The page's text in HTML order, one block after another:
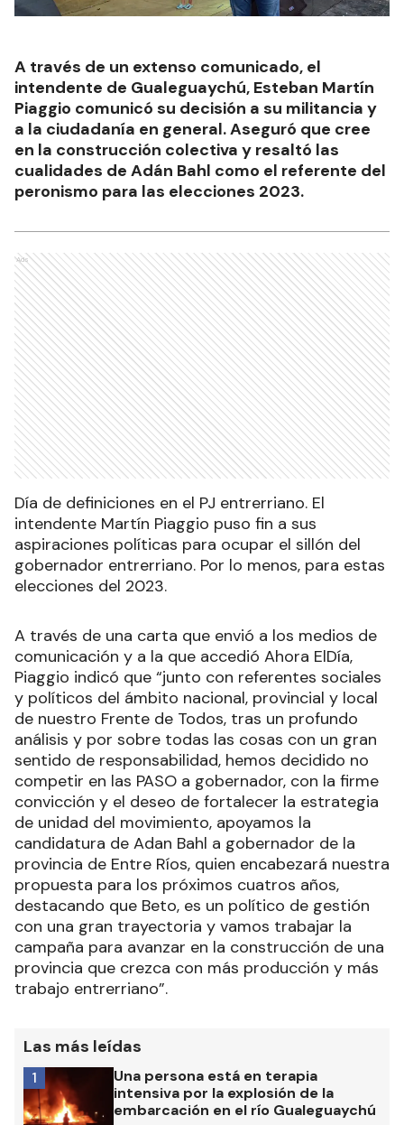
A través de un extenso comunicado, el
intendente de Gualeguaychú, Esteban Martín
Piaggio comunicó su decisión a su militancia y
a la ciudadanía en general. Aseguró que cree
en la construcción colectiva y resaltó las
cualidades de Adán Bahl como el referente del
peronismo para las elecciones 2023.
Ads
Día de definiciones en el PJ entrerriano. El
intendente Martín Piaggio puso fin a sus
aspiraciones políticas para ocupar el sillón del
gobernador entrerriano. Por lo menos, para estas
elecciones del 2023.
A través de una carta que envió a los medios de
comunicación y a la que accedió Ahora ElDía,
Piaggio indicó que “junto con referentes sociales
y políticos del ámbito nacional, provincial y local
de nuestro Frente de Todos, tras un profundo
análisis y por sobre todas las cosas con un gran
sentido de responsabilidad, hemos decidido no
competir en las PASO a gobernador, con la firme
convicción y el deseo de fortalecer la estrategia
de unidad del movimiento, apoyamos la
candidatura de Adan Bahl a gobernador de la
provincia de Entre Ríos, quien encabezará nuestra
propuesta para los próximos cuatros años,
destacando que Beto, es un político de gestión
con una gran trayectoria y vamos trabajar la
campaña para avanzar en la construcción de una
provincia que crezca con más producción y más
trabajo entrerriano”.
Las más leídas
Una persona está en terapia
intensiva por la explosión de la
embarcación en el río Gualeguaychú
1